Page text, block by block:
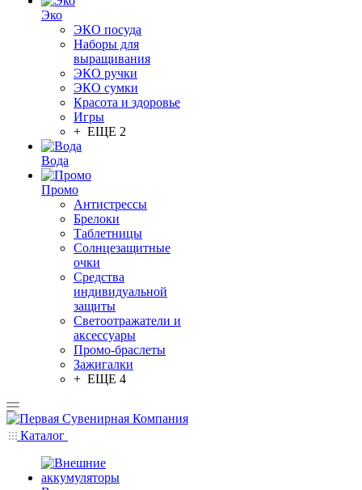
Эко
ЭКО посуда
Наборы для
выращивания
ЭКО ручки
ЭКО сумки
Красота и здоровье
Игры
+ ЕЩЕ 2
Вода
Промо
Антистрессы
Брелоки
Таблетницы
Солнцезащитные
очки
Средства
индивидуальной
защиты
Светоотражатели и
аксессуары
Промо-браслеты
Зажигалки
+ ЕЩЕ 4
Каталог